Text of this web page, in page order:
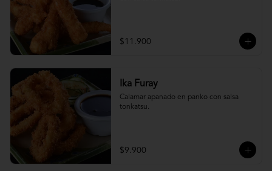
$11.900
Ika Furay
Calamar apanado en panko con salsa
tonkatsu.
$9.900